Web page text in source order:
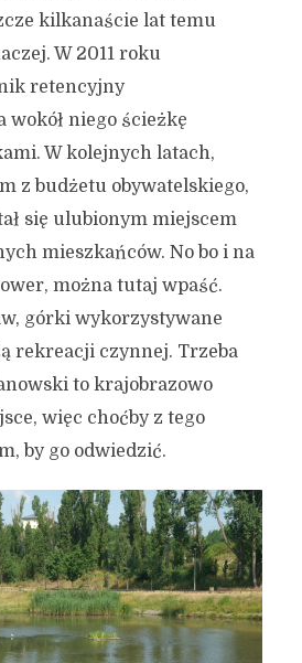
kilkanaście lat temu
W 2011 roku
retencyjny
wokół niego ścieżkę
W kolejnych latach,
z budżetu obywatelskiego,
się ulubionym miejscem
mieszkańców. No bo i na
można tutaj wpaść.
górki wykorzystywane
rekreacji czynnej. Trzeba
to krajobrazowo
więc choćby z tego
by go odwiedzić.